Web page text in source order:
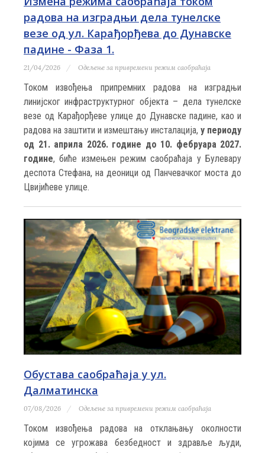
радова на изградњи дела тунелске
везе од ул. Карађорђева до Дунавске
падине - Фаза 1.
21/04/2026 Одељење за привремени режим саобраћаја
Током извођења припремних радова на изградњи
линијског инфраструктурног објекта – дела тунелске
везе од Карађорђеве улице до Дунавске падине, као и
радова на заштити и измештању инсталација, у периоду
од 21. априла 2026. године до 10. фебруара 2027.
године, биће измењен режим саобраћаја у Булевару
деспота Стефана, на деоници од Панчевачког моста до
Цвијићеве улице.
Обустава саобраћаја у ул.
Далматинска
07/08/2026 Одељење за привремени режим саобраћаја
Током извођења радова на отклањању околности
којима се угрожава безбедност и здравље људи,